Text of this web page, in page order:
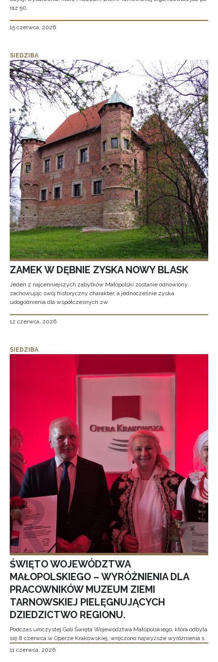
raz 50.
15 czerwca, 2026
SIEDZIBA
ZAMEK W DĘBNIE ZYSKA NOWY BLASK
Jeden z najcenniejszych zabytków Małopolski zostanie odnowiony,
zachowując swój historyczny charakter, a jednocześnie zyska
udogodnienia dla współczesnych zw
12 czerwca, 2026
SIEDZIBA
ŚWIĘTO WOJEWÓDZTWA
MAŁOPOLSKIEGO – WYRÓŻNIENIA DLA
PRACOWNIKÓW MUZEUM ZIEMI
TARNOWSKIEJ PIELĘGNUJĄCYCH
DZIEDZICTWO REGIONU.
Podczas uroczystej Gali Święta Województwa Małopolskiego, która odbyła
się 8 czerwca w Operze Krakowskiej, wręczono najwyższe wyróżnienia s
11 czerwca, 2026